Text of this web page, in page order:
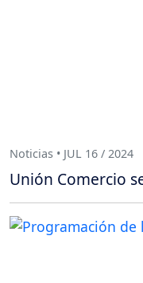
Noticias • JUL 16 / 2024
Unión Comercio